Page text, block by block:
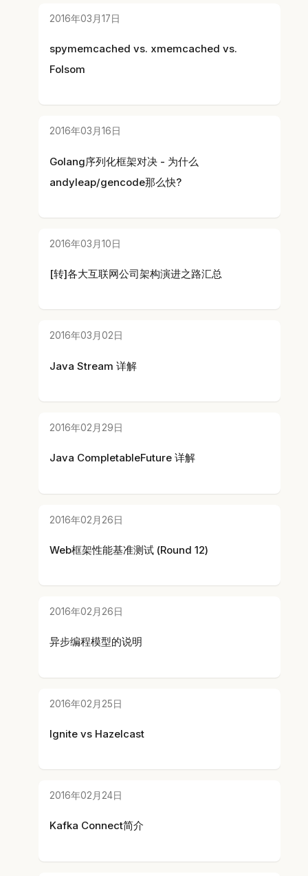
2016年03月17日
spymemcached vs. xmemcached vs.
Folsom
2016年03月16日
Golang序列化框架对决 - 为什么
andyleap/gencode那么快?
2016年03月10日
[转]各大互联网公司架构演进之路汇总
2016年03月02日
Java Stream 详解
2016年02月29日
Java CompletableFuture 详解
2016年02月26日
Web框架性能基准测试 (Round 12)
2016年02月26日
异步编程模型的说明
2016年02月25日
Ignite vs Hazelcast
2016年02月24日
Kafka Connect简介